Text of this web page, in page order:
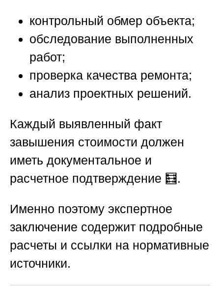
контрольный обмер объекта;
обследование выполненных
работ;
проверка качества ремонта;
анализ проектных решений.
Каждый выявленный факт
завышения стоимости должен
иметь документальное и
расчетное подтверждение 🧮.
Именно поэтому экспертное
заключение содержит подробные
расчеты и ссылки на нормативные
источники.